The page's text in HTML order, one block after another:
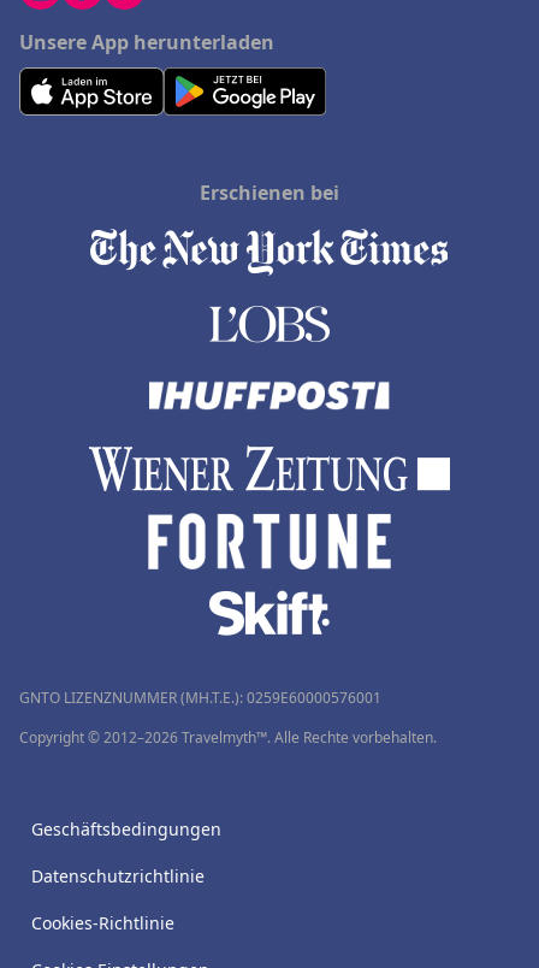
Unsere App herunterladen
Erschienen bei
GNTO LIZENZNUMMER (MH.T.E.): 0259Ε60000576001
Copyright © 2012–2026 Travelmyth™. Alle Rechte vorbehalten.
Geschäftsbedingungen
Datenschutzrichtlinie
Cookies-Richtlinie